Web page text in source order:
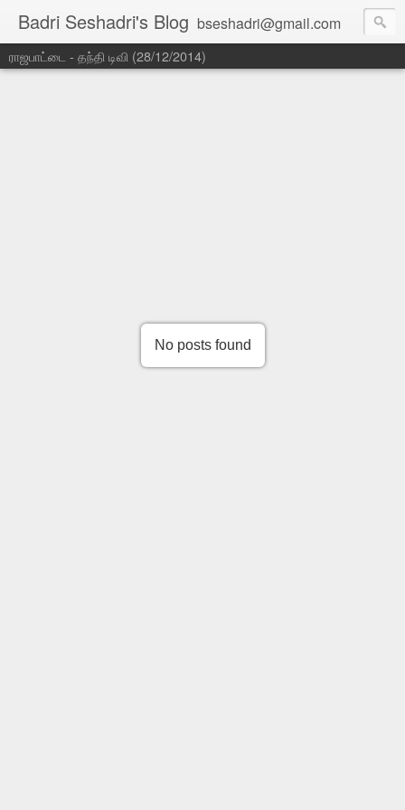
Badri Seshadri's Blog bseshadri@gmail.com
ராஜபாட்டை - தந்தி டிவி (28/12/2014)
No posts found